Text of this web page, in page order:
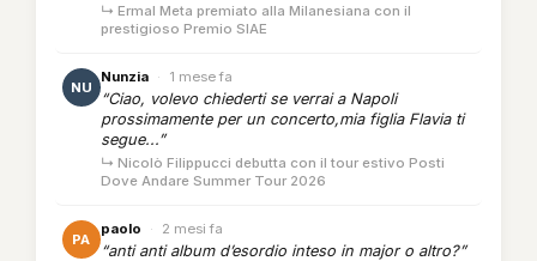
↳ Ermal Meta premiato alla Milanesiana con il
prestigioso Premio SIAE
NU
Nunzia · 1 mese fa
“Ciao, volevo chiederti se verrai a Napoli
prossimamente per un concerto,mia figlia Flavia ti
segue...”
↳ Nicolò Filippucci debutta con il tour estivo Posti
Dove Andare Summer Tour 2026
PA
paolo · 2 mesi fa
“anti anti album d’esordio inteso in major o altro?”